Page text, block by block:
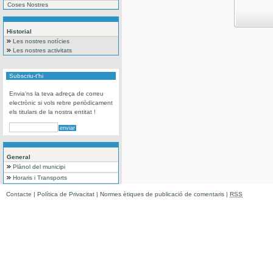
Coses Nostres
Historial
Les nostres notícies
Les nostres activitats
Subscriu-t'hi
Envia'ns la teva adreça de correu
electrònic si vols rebre periòdicament
els titulars de la nostra entitat !
General
Plànol del municipi
Horaris i Transports
Contacte | Política de Privacitat | Normes ètiques de publicació de comentaris | RSS